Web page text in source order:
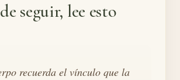
seguir, lee esto
recuerda el vínculo que la